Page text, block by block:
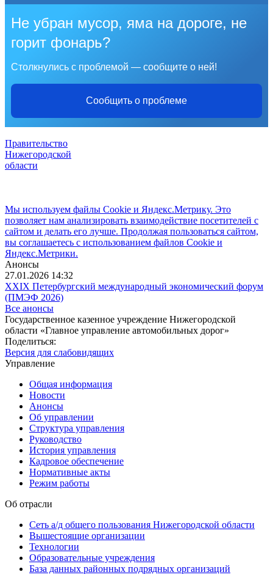
Не убран мусор, яма на дороге, не
горит фонарь?
Столкнулись с проблемой — сообщите о ней!
Сообщить о проблеме
Правительство
Нижегородской
области
Мы используем файлы Cookie и Яндекс.Метрику. Это
позволяет нам анализировать взаимодействие посетителей с
сайтом и делать его лучше. Продолжая пользоваться сайтом,
вы соглашаетесь с использованием файлов Cookie и
Яндекс.Метрики.
Анонсы
27.01.2026 14:32
XXIX Петербургский международный экономический форум
(ПМЭФ 2026)
Все анонсы
Государственное казенное учреждение Нижегородской
области «Главное управление автомобильных дорог»
Поделиться:
Версия для слабовидящих
Управление
Общая информация
Новости
Анонсы
Об управлении
Структура управления
Руководство
История управления
Кадровое обеспечение
Нормативные акты
Режим работы
Об отрасли
Сеть а/д общего пользования Нижегородской области
Вышестоящие организации
Технологии
Образовательные учреждения
База данных районных подрядных организаций